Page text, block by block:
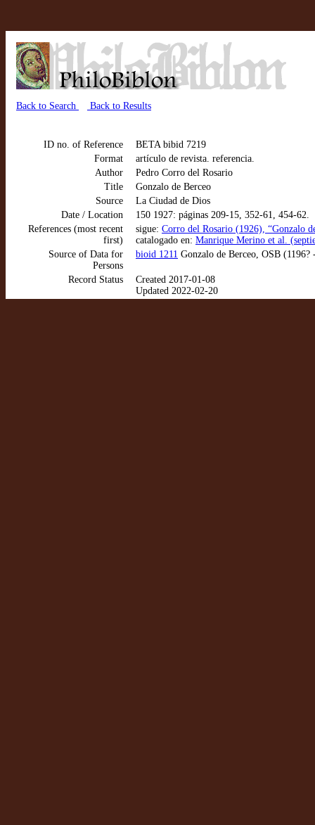
Back to Search Back to Results
ID no. of Reference
BETA bibid 7219
Format
artículo de revista. referencia.
Author
Pedro Corro del Rosario
Title
Gonzalo de Berceo
Source
La Ciudad de Dios
Date / Location
150 1927: páginas 209-15, 352-61, 454-62.
References (most recent
first)
sigue: Corro del Rosario (1926), “Gonzalo
catalogado en: Manrique Merino et al.
Source of Data for
Persons
bioid 1211 Gonzalo de Berceo, OSB (1196?
Record Status
Created 2017-01-08
Updated 2022-02-20